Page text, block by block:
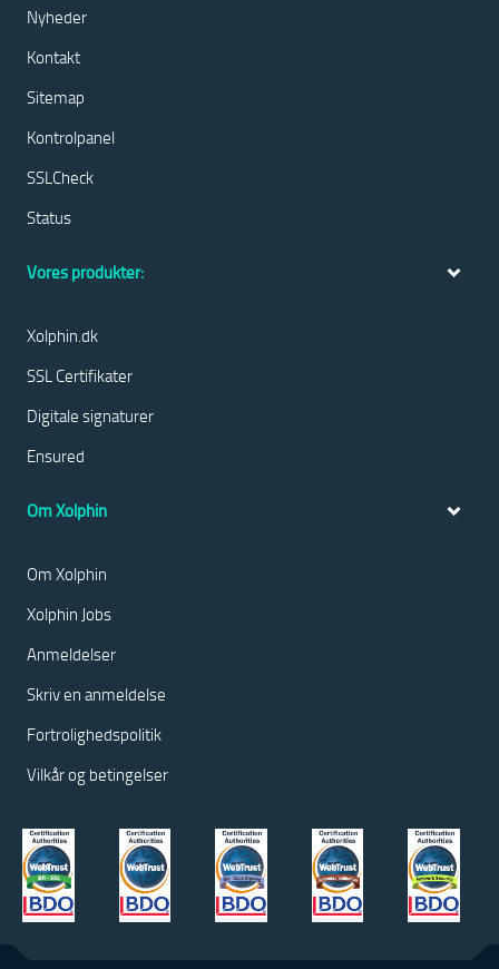
Nyheder
Kontakt
Sitemap
Kontrolpanel
SSLCheck
Status
Vores produkter:
Xolphin.dk
SSL Certifikater
Digitale signaturer
Ensured
Om Xolphin
Om Xolphin
Xolphin Jobs
Anmeldelser
Skriv en anmeldelse
Fortrolighedspolitik
Vilkår og betingelser